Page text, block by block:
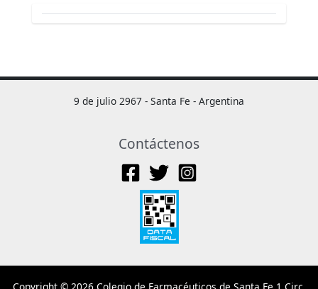
9 de julio 2967 - Santa Fe - Argentina
Contáctenos
Copyright © 2026 Colegio de Farmacéuticos de Santa Fe 1 Circ.